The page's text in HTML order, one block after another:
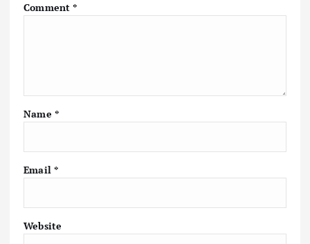
Comment*
Name *
Email *
Website